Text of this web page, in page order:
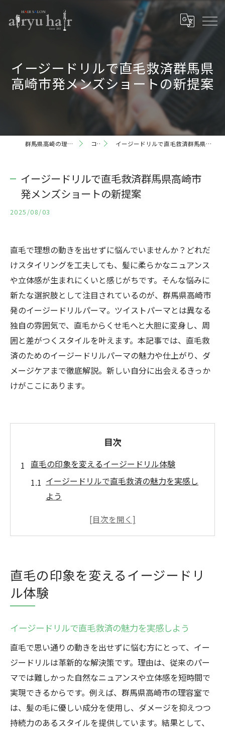
イージードリルで直毛救済群馬県
高崎市発メンズショートの新提案
群馬県高崎の理容室ならairyu hair コラム イージードリルで直毛救済群馬県高崎市発メンズショートの新提案
イージードリルで直毛救済群馬県高崎市
発メンズショートの新提案
2025/08/03
直毛で理想の動きを出せずに悩んでいませんか？どれだ
けスタイリングを工夫しても、髪に柔らかなニュアンス
や立体感が生まれにくいと感じがちです。そんな悩みに
新たな選択肢として注目されているのが、群馬県高崎市
発のイージードリルパーマ。ツイストパーマとは異なる
独自の雰囲気で、直毛からくせ毛へと大胆に変身し、周
囲と差がつくスタイルを叶えます。本記事では、直毛救
済のためのイージードリルパーマの魅力や仕上がり、ダ
メージケアまで徹底解説。新しい自分に出会えるきっか
けがここにあります。
目次
直毛の印象を変えるイージードリル体験
イージードリルで直毛救済の魅力を実感し
よう
直毛がくせ毛風に変わる驚きのイージード
メンズショートに最適な直毛救済の方法と
は
ラス
イージードリルで他と差がつくヘアスタイ
ルへ
くせ毛風に変身する新パーマ技術を解説
イージードリルの新技術で直毛をくせ毛風
に変化
くせ毛風パーマに最適なイージードリルの
直毛の印象を変えるイージードリ
ル体験
イージードリルで直毛救済の魅力を実感しよう
直毛で思い通りの動きを出せずに悩む方にとって、イー
ジードリルは革新的な解決策です。理由は、従来のパー
マでは難しかった自然なニュアンスや立体感を短時間で
実現できるからです。例えば、群馬県高崎市の理容室で
は、髪の毛に優しい成分を使用し、ダメージを抑えつつ
持続力のあるスタイルを提供しています。結果として、